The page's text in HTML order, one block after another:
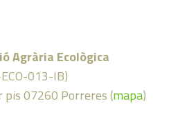
Agrària Ecològica
013-IB)
pis 07260 Porreres (mapa)